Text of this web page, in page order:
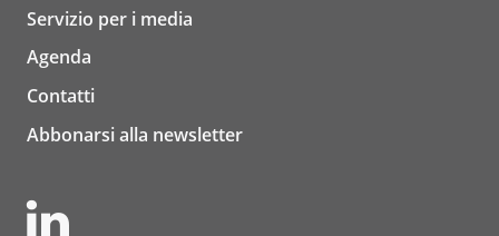
Servizio per i media
Agenda
Contatti
Abbonarsi alla newsletter